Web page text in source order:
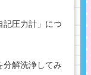
記圧力計」につ
分解洗浄してみ